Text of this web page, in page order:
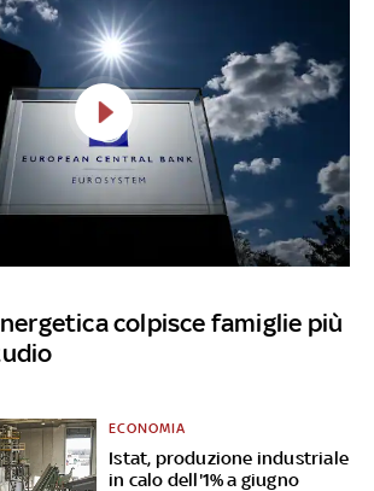
colpisce famiglie più
Istat, produzione industriale
in calo dell'1% a giugno
ECONOMIA